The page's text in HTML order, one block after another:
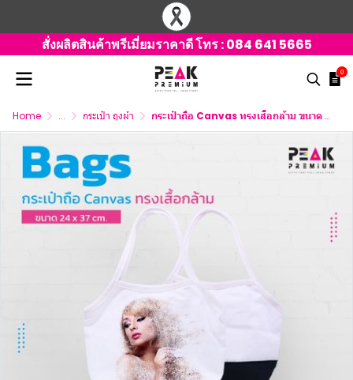
สั่งผลิตสินค้าพรีเมี่ยมราคาดี โทร :084 641 5665
0
Home ... กระเป๋า ถุงผ้า กระเป๋าถือ Canvas ทรงเสื้อกล้าม ขนาด 24 x 37 cm.